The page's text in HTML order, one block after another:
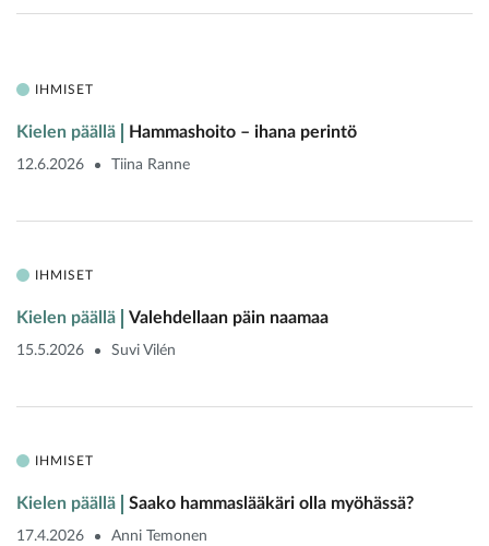
IHMISET
Kielen päällä Hammashoito – ihana perintö
12.6.2026 Tiina Ranne
IHMISET
Kielen päällä Valehdellaan päin naamaa
15.5.2026 Suvi Vilén
IHMISET
Kielen päällä Saako hammaslääkäri olla myöhässä?
17.4.2026 Anni Temonen